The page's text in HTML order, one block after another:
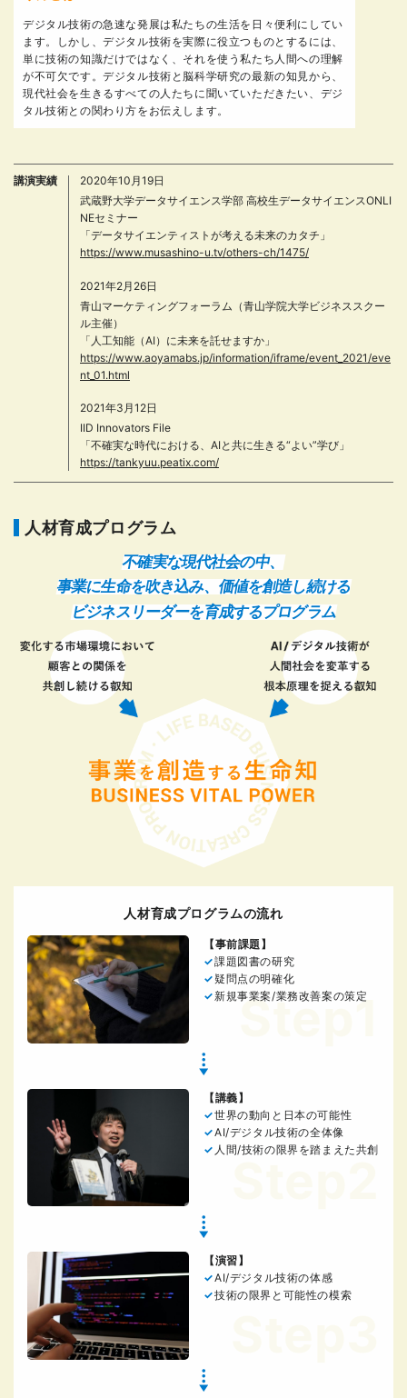
デジタル技術の急速な発展は私たちの生活を日々便利にしてい
ます。しかし、デジタル技術を実際に役立つものとするには、
単に技術の知識だけではなく、それを使う私たち人間への理解
が不可欠です。デジタル技術と脳科学研究の最新の知見から、
現代社会を生きるすべての人たちに聞いていただきたい、デジ
タル技術との関わり方をお伝えします。
講演実績
2020年10月19日
武蔵野大学データサイエンス学部 高校生データサイエンスONLI
NEセミナー
「データサイエンティストが考える未来のカタチ」
https://www.musashino-u.tv/others-ch/1475/
2021年2月26日
青山マーケティングフォーラム（青山学院大学ビジネススクー
ル主催）
「人工知能（AI）に未来を託せますか」
https://www.aoyamabs.jp/information/iframe/event_2021/eve
nt_01.html
2021年3月12日
IID Innovators File
「不確実な時代における、AIと共に生きる“よい”学び」
https://tankyuu.peatix.com/
人材育成プログラム
不確実な現代社会の中、
事業に生命を吹き込み、価値を創造し続ける
ビジネスリーダーを育成するプログラム
人材育成プログラムの流れ
Step1
【事前課題】
課題図書の研究
疑問点の明確化
新規事業案/業務改善案の策定
【講義】
世界の動向と日本の可能性
AI/デジタル技術の全体像
人間/技術の限界を踏まえた共創
【演習】
AI/デジタル技術の体感
技術の限界と可能性の模索